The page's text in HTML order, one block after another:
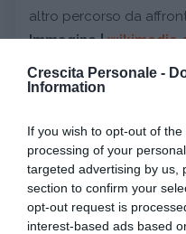
Crescita Personale -
Information
If you wish to opt-out of
processing of your
targeted advertising by us,
section to confirm your
opt-out request is
interest-based ads based
altro percorso da
Immagine |wikimedia
da: CRESCITA PERSONALE
Ti potrebbe